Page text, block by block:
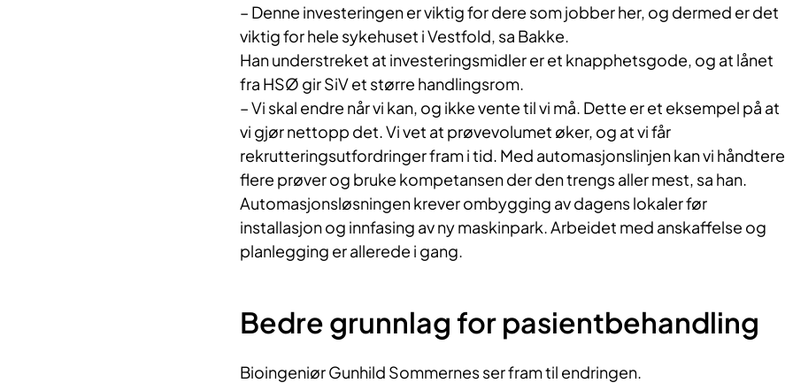
– Denne investeringen er viktig for dere som jobber her, og dermed er det
viktig for hele sykehuset i Vestfold, sa Bakke.
Han understreket at investeringsmidler er et knapphetsgode, og at lånet
fra HSØ gir SiV et større handlingsrom.
– Vi skal endre når vi kan, og ikke vente til vi må. Dette er et eksempel på at
vi gjør nettopp det. Vi vet at prøvevolumet øker, og at vi får
rekrutteringsutfordringer fram i tid. Med automasjonslinjen kan vi håndtere
flere prøver og bruke kompetansen der den trengs aller mest, sa han.
Automasjonsløsningen krever ombygging av dagens lokaler før
installasjon og innfasing av ny maskinpark. Arbeidet med anskaffelse og
planlegging er allerede i gang.
Bedre grunnlag for pasientbehandling
Bioingeniør Gunhild Sommernes ser fram til endringen.